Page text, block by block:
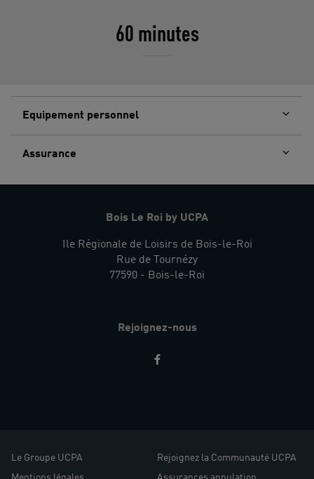
60 minutes
Equipement personnel
Assurance
Bois Le Roi by UCPA
Ile Régionale de Loisirs de Bois-le-Roi
Rue de Tournézy
77590 - Bois-le-Roi
Rejoignez-nous
Le Groupe UCPA
Rejoignez la Communauté UCPA